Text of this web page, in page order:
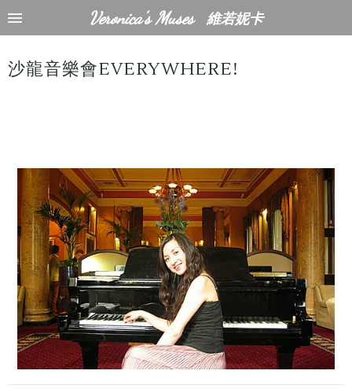
Veronica's Muses 維若妮卡
沙龍音樂會EVERYWHERE!